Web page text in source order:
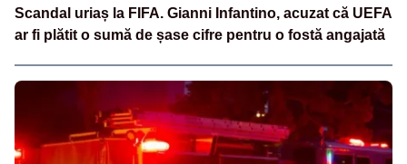
Scandal uriaș la FIFA. Gianni Infantino, acuzat că UEFA
ar fi plătit o sumă de șase cifre pentru o fostă angajată